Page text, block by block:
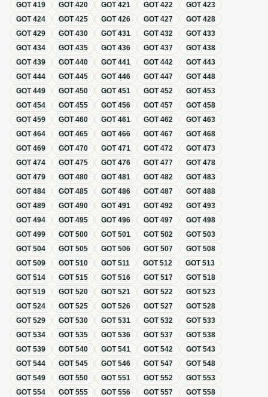
GOT419 GOT420 GOT421 GOT422 GOT423
GOT424 GOT425 GOT426 GOT427 GOT428
GOT429 GOT430 GOT431 GOT432 GOT433
GOT434 GOT435 GOT436 GOT437 GOT438
GOT439 GOT440 GOT441 GOT442 GOT443
GOT444 GOT445 GOT446 GOT447 GOT448
GOT449 GOT450 GOT451 GOT452 GOT453
GOT454 GOT455 GOT456 GOT457 GOT458
GOT459 GOT460 GOT461 GOT462 GOT463
GOT464 GOT465 GOT466 GOT467 GOT468
GOT469 GOT470 GOT471 GOT472 GOT473
GOT474 GOT475 GOT476 GOT477 GOT478
GOT479 GOT480 GOT481 GOT482 GOT483
GOT484 GOT485 GOT486 GOT487 GOT488
GOT489 GOT490 GOT491 GOT492 GOT493
GOT494 GOT495 GOT496 GOT497 GOT498
GOT499 GOT500 GOT501 GOT502 GOT503
GOT504 GOT505 GOT506 GOT507 GOT508
GOT509 GOT510 GOT511 GOT512 GOT513
GOT514 GOT515 GOT516 GOT517 GOT518
GOT519 GOT520 GOT521 GOT522 GOT523
GOT524 GOT525 GOT526 GOT527 GOT528
GOT529 GOT530 GOT531 GOT532 GOT533
GOT534 GOT535 GOT536 GOT537 GOT538
GOT539 GOT540 GOT541 GOT542 GOT543
GOT544 GOT545 GOT546 GOT547 GOT548
GOT549 GOT550 GOT551 GOT552 GOT553
GOT554 GOT555 GOT556 GOT557 GOT558